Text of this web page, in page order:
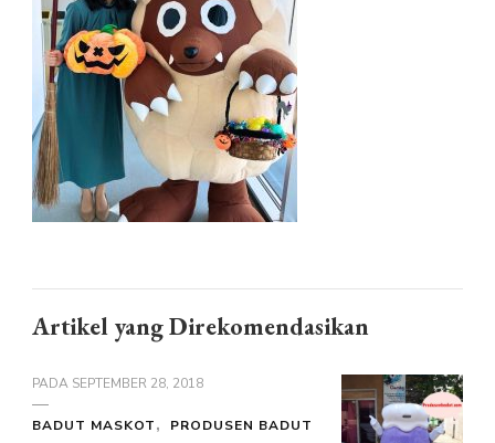
Artikel yang Direkomendasikan
PADA SEPTEMBER 28, 2018
BADUT MASKOT PRODUSEN BADUT